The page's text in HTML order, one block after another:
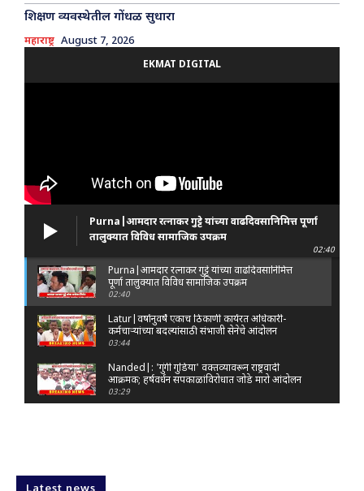
शिक्षण व्यवस्थेतील गोंधळ सुधारा
महाराष्ट्र August 7, 2026
EKMAT DIGITAL
Purna|आमदार रत्नाकर गुट्टे यांच्या वाढदिवसानिमित्त पूर्णा
तालुक्यात विविध सामाजिक उपक्रम
02:40
Purna|आमदार रत्नाकर गुट्टे यांच्या वाढदिवसानिमित्त
पूर्णा तालुक्यात विविध सामाजिक उपक्रम
02:40
Latur|वर्षानुवर्षे एकाच ठिकाणी कार्यरत अधिकारी-
कर्मचाऱ्यांच्या बदल्यांसाठी संभाजी सेनेचे आंदोलन
03:44
Nanded|: 'गुंगी गुडिया' वक्तव्यावरून राष्ट्रवादी
आक्रमक; हर्षवर्धन सपकाळांविरोधात जोडे मारो आंदोलन
03:29
Latest news